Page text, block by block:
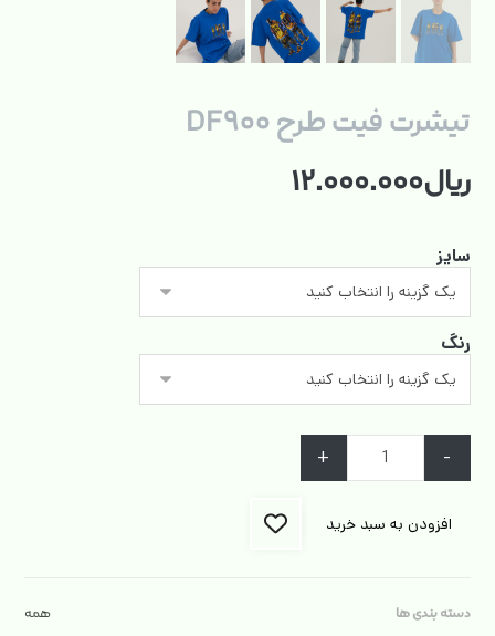
تیشرت فیت طرح DF۹۰۰
ریال۱۲.۰۰۰.۰۰۰
سایز
رنگ
-
+
افزودن به سبد خرید
دسته بندی ها همه